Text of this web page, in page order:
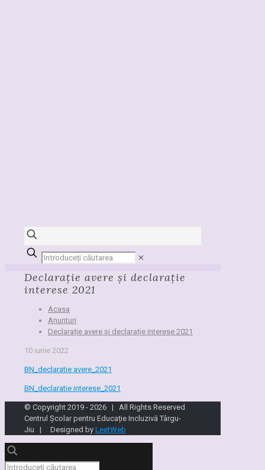
✕
Declarație avere și declarație
interese 2021
Acasa
Anunturi
Declarație avere și declarație interese 2021
10 iunie 2022
BN_declaratie avere_2021
BN_declaratie interese_2021
© Copyright 2019 - 2026 | All Rights Reserved
Centrul Școlar pentru Educație Incluzivă Târgu-
Jiu | Designed by LeetWeb